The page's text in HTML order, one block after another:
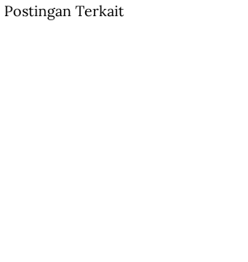
Postingan Terkait